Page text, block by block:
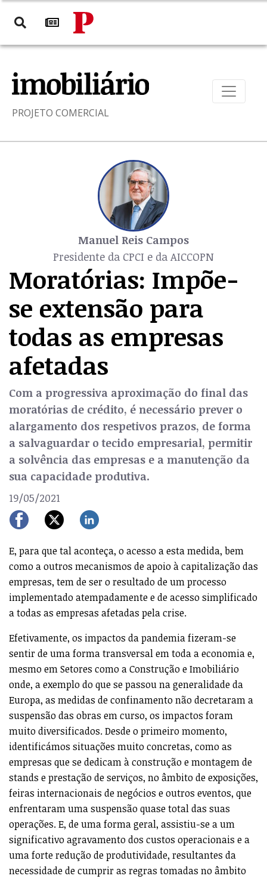
PROJETO COMERCIAL
Manuel Reis Campos
Presidente da CPCI e da AICCOPN
Moratórias: Impõe-
se extensão para
todas as empresas
afetadas
Com a progressiva aproximação do final das
moratórias de crédito, é necessário prever o
alargamento dos respetivos prazos, de forma
a salvaguardar o tecido empresarial, permitir
a solvência das empresas e a manutenção da
sua capacidade produtiva.
19/05/2021
E, para que tal aconteça, o acesso a esta medida, bem
como a outros mecanismos de apoio à capitalização das
empresas, tem de ser o resultado de um processo
implementado atempadamente e de acesso simplificado
a todas as empresas afetadas pela crise.
Efetivamente, os impactos da pandemia fizeram-se
sentir de uma forma transversal em toda a economia e,
mesmo em Setores como a Construção e Imobiliário
onde, a exemplo do que se passou na generalidade da
Europa, as medidas de confinamento não decretaram a
suspensão das obras em curso, os impactos foram
muito diversificados. Desde o primeiro momento,
identificámos situações muito concretas, como as
empresas que se dedicam à construção e montagem de
stands e prestação de serviços, no âmbito de exposições,
feiras internacionais de negócios e outros eventos, que
enfrentaram uma suspensão quase total das suas
operações. E, de uma forma geral, assistiu-se a um
significativo agravamento dos custos operacionais e a
uma forte redução de produtividade, resultantes da
necessidade de cumprir as regras tomadas no âmbito